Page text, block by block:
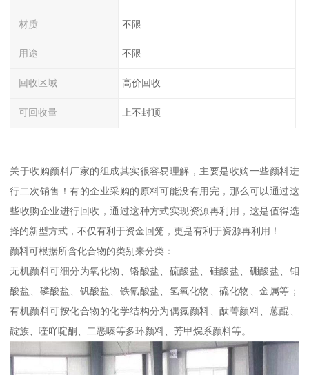
材质 不限
用途 不限
回收区域 高价回收
可回收量 上不封顶
关于收购颜料厂家的组成其实很容易理解，主要是收购一些颜料进
行二次销售！有的企业采购的原料可能没有用完，那么可以通过这
些收购企业进行回收，通过这种方式实现资源再利用，这是值得选
择的新型方式，不仅有利于资金回笼，更是有利于资源再利用！
颜料可根据所含化合物的类别来分类：
无机颜料可细分为氧化物、铬酸盐、硫酸盐、硅酸盐、硼酸盐、钼
酸盐、磷酸盐、钒酸盐、铁氰酸盐、氢氧化物、硫化物、金属等；
有机颜料可按化合物的化学结构分为偶氮颜料、酞菁颜料、蒽醌、
靛族、喹吖啶酮、二恶嗪等多环颜料、芳甲烷系颜料等。